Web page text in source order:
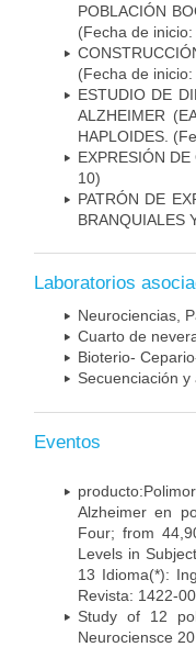
POBLACIÓN
(Fecha de
(Fecha de
ESTUDIO DE
ALZHEIMER
HAPLOIDES.
EXPRESIÓN
10)
PATRÓN DE
BRANQUIALES
Laboratorios
Neurociencias,
Cuarto de
Bioterio-
Secuenciación
Eventos
Alzheimer en
Four; from
Levels in
13 Idioma(*):
Revista: 1422-
Study of 12
Neurociensce